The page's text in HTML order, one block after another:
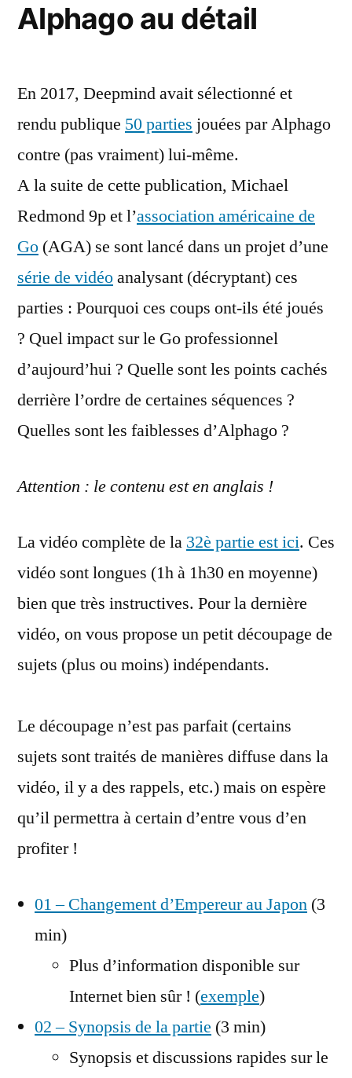
Alphago au détail
En 2017, Deepmind avait sélectionné et
rendu publique 50 parties jouées par Alphago
contre (pas vraiment) lui-même.
A la suite de cette publication, Michael
Redmond 9p et l’association américaine de
Go (AGA) se sont lancé dans un projet d’une
série de vidéoanalysant (décryptant) ces
parties : Pourquoi ces coups ont-ils été joués
? Quel impact sur le Go professionnel
d’aujourd’hui ? Quelle sont les points cachés
derrière l’ordre de certaines séquences ?
Quelles sont les faiblesses d’Alphago ?
Attention : le contenu est en anglais !
La vidéo complète de la 32è partie est ici. Ces
vidéo sont longues (1h à 1h30 en moyenne)
bien que très instructives. Pour la dernière
vidéo, on vous propose un petit découpage de
sujets (plus ou moins) indépendants.
Le découpage n’est pas parfait (certains
sujets sont traités de manières diffuse dans la
vidéo, il y a des rappels, etc.) mais on espère
qu’il permettra à certain d’entre vous d’en
profiter !
01 – Changement d’Empereur au Japon (3
min)
Plus d’information disponible sur
Internet bien sûr ! (exemple)
02 – Synopsis de la partie (3 min)
Synopsis et discussions rapides sur le